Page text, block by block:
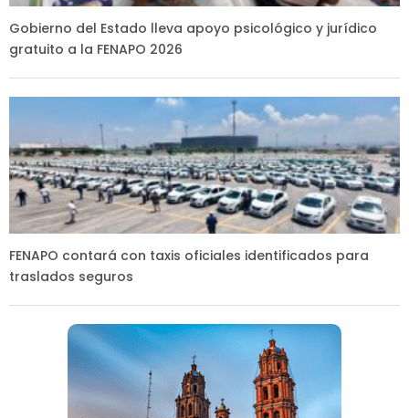
Gobierno del Estado lleva apoyo psicológico y jurídico
gratuito a la FENAPO 2026
FENAPO contará con taxis oficiales identificados para
traslados seguros